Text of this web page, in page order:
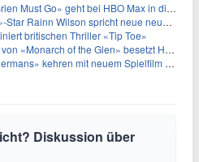
Must Go» geht bei HBO Max in die dritte Runde
Wilson spricht neue neuseeländische Serie «Settling»
britischen Thriller «Tip Toe»
«Monarch of the Glen» besetzt Hauptrollen
kehren mit neuem Spielfilm zurück
Diskussion über